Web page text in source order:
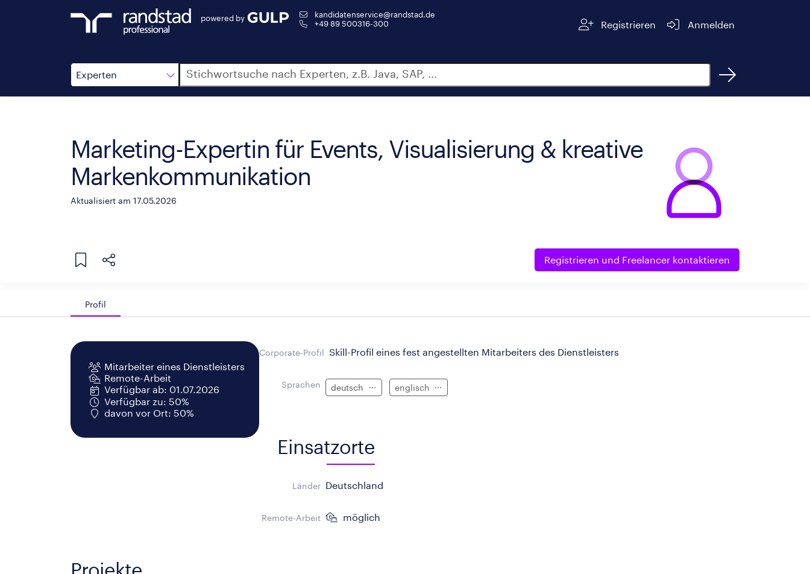
powered by
kandidatenservice@randstad.de
+49 89 500316-300
Registrieren Anmelden
Experten
Suche
Marketing-Expertin für Events, Visualisierung & kreative
Markenkommunikation
Aktualisiert am 17.05.2026
Registrieren und Freelancer kontaktieren
Profil
Mitarbeiter eines Dienstleisters
Remote-Arbeit
Verfügbar ab: 01.07.2026
Verfügbar zu: 50%
davon vor Ort: 50%
Corporate-Profil Skill-Profil eines fest angestellten Mitarbeiters des Dienstleisters
Sprachen deutsch englisch
Einsatzorte
Länder Deutschland
Remote-Arbeit möglich
Projekte